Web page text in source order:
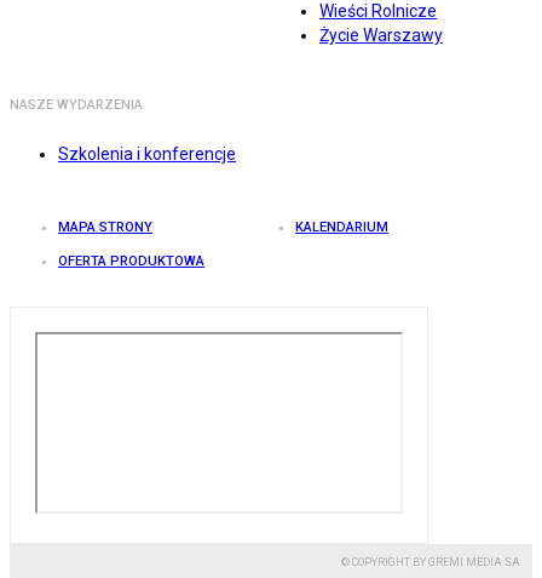
Wieści Rolnicze
Życie Warszawy
NASZE WYDARZENIA
Szkolenia i konferencje
MAPA STRONY KALENDARIUM
OFERTA PRODUKTOWA
© COPYRIGHT BY GREMI MEDIA SA